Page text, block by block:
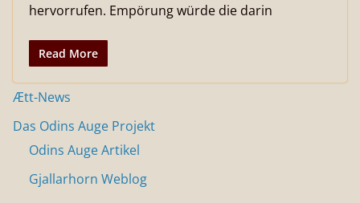
hervorrufen. Empörung würde die darin
Read More
Ætt-News
Das Odins Auge Projekt
Odins Auge Artikel
Gjallarhorn Weblog